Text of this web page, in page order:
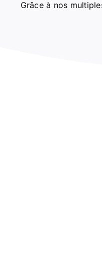
Grâce à nos